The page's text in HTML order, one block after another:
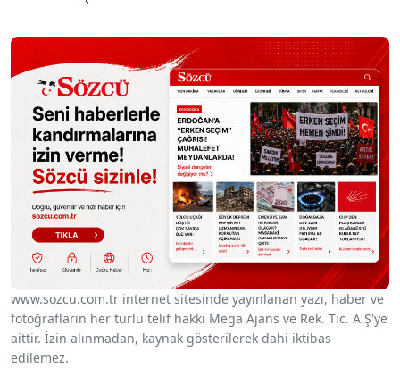
www.sozcu.com.tr internet sitesinde yayınlanan yazı, haber ve
fotoğrafların her türlü telif hakkı Mega Ajans ve Rek. Tic. A.Ş'ye
aittir. İzin alınmadan, kaynak gösterilerek dahi iktibas
edilemez.